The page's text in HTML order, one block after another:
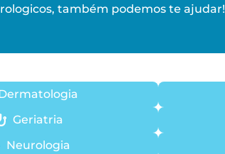
também podemos te ajudar!
Geriatria
Neurologia